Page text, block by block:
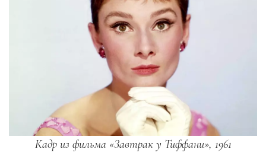
Кадр из фильма «Завтрак у Тиффани», 1961